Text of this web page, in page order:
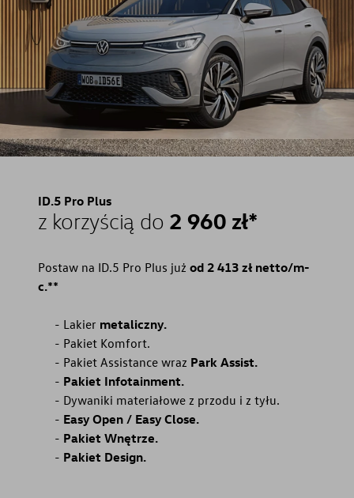
ID.5 Pro Plus
z korzyścią do 2 960 zł*
Postaw na ID.5 Pro Plus już od 2 413 zł netto/m-
c.**
Lakier metaliczny.
Pakiet Komfort.
Pakiet Assistance wraz Park Assist.
Pakiet Infotainment.
Dywaniki materiałowe z przodu i z tyłu.
Easy Open / Easy Close.
Pakiet Wnętrze.
Pakiet Design.